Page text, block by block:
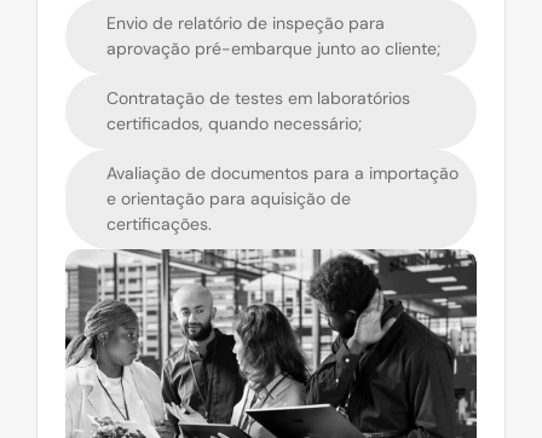
Envio de relatório de inspeção para
aprovação pré-embarque junto ao cliente;
⁠Contratação de testes em laboratórios
certificados, quando necessário;
Avaliação de documentos para a importação
e orientação para aquisição de
certificações.